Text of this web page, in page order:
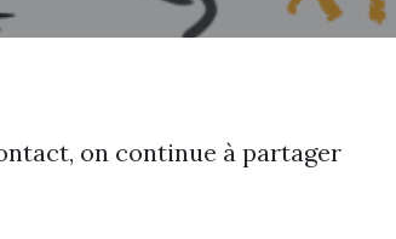
on continue à partager